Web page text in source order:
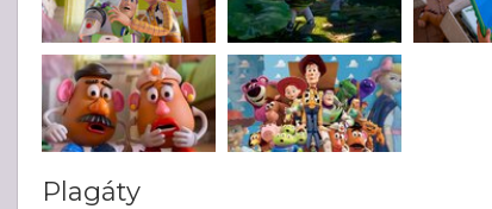
Plagáty